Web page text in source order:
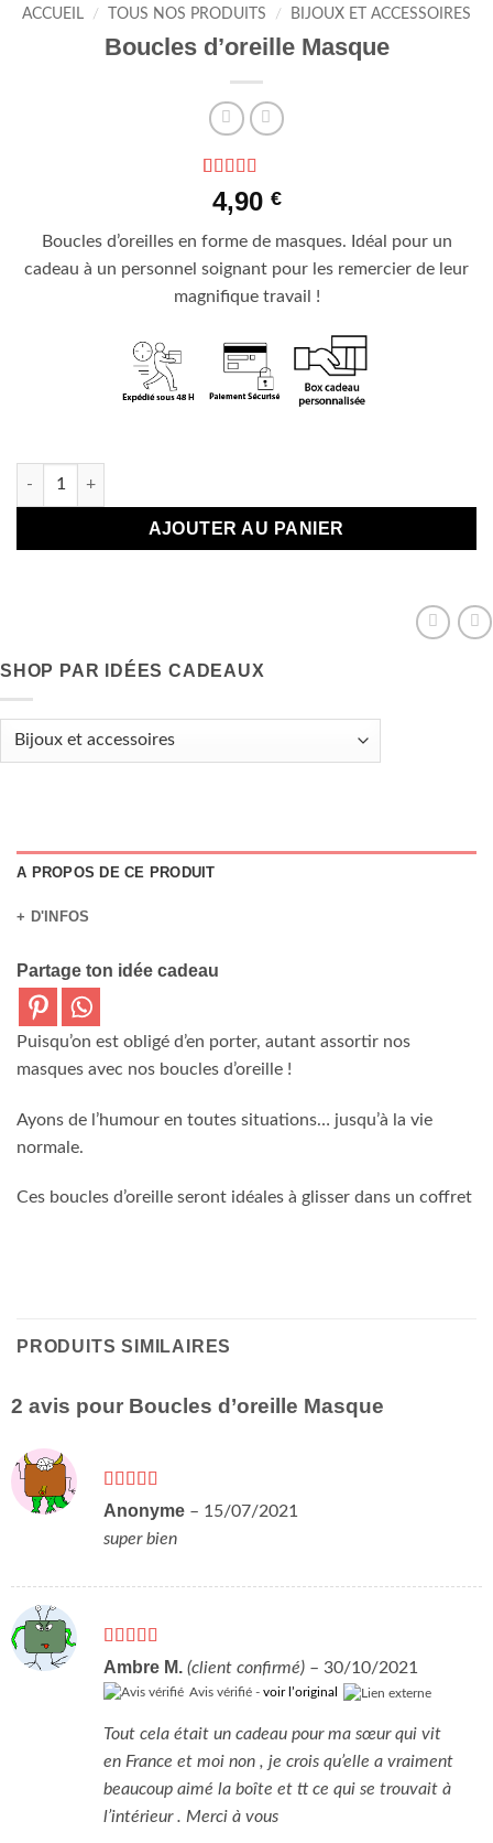
ACCUEIL / TOUS NOS PRODUITS / BIJOUX ET ACCESSOIRES
Boucles d’oreille Masque
Noté5sur 5
basé sur
client
4,90 €
Boucles d’oreilles en forme de masques. Idéal pour un
cadeau à un personnel soignant pour les remercier de leur
magnifique travail !
quantité de Boucles d'oreille Masque
AJOUTER AU PANIER
SHOP PAR IDÉES CADEAUX
A PROPOS DE CE PRODUIT
+ D'INFOS
Partage ton idée cadeau
Puisqu’on est obligé d’en porter, autant assortir nos
masques avec nos boucles d’oreille !
Ayons de l’humour en toutes situations… jusqu’à la vie
normale.
Ces boucles d’oreille seront idéales à glisser dans un coffret
PRODUITS SIMILAIRES
2 avis pour Boucles d’oreille Masque
Note5sur 5
Anonyme – 15/07/2021
super bien
Note5sur 5
Ambre M. (client confirmé) – 30/10/2021
Avis vérifié - voir l’original
Tout cela était un cadeau pour ma sœur qui vit
en France et moi non , je crois qu’elle a vraiment
beaucoup aimé la boîte et tt ce qui se trouvait à
l’intérieur . Merci à vous